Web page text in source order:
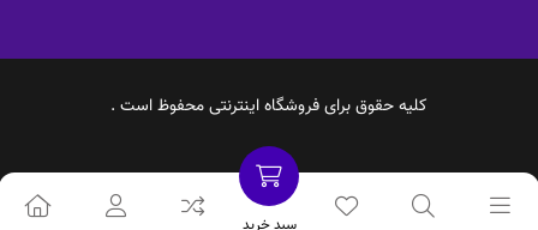
کلیه حقوق برای فروشگاه اینترنتی محفوظ است .
سبد خرید